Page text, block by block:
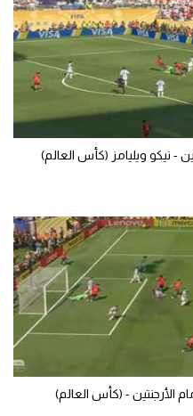
- نيكو ويليامز (كأس العالم)
الأرجنتين - (كأس العالم)